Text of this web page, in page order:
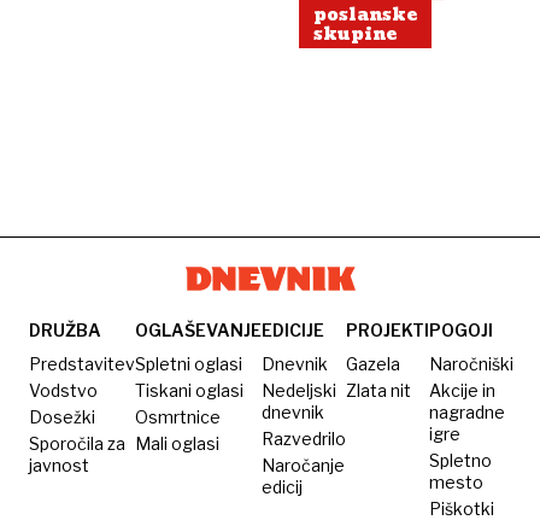
poslanske
skupine
DRUŽBA
Predstavitev
Vodstvo
Dosežki
Sporočila za
javnost
OGLAŠEVANJE
Spletni oglasi
Tiskani oglasi
Osmrtnice
Mali oglasi
EDICIJE
Dnevnik
Nedeljski
dnevnik
Razvedrilo
Naročanje
edicij
PROJEKTI
Gazela
Zlata nit
POGOJI
Naročniški
Akcije in
nagradne
igre
Spletno
mesto
Piškotki